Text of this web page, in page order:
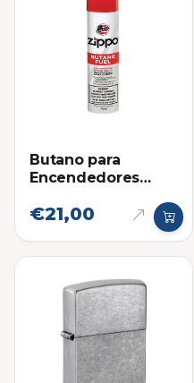
Butano para
Encendedores
€21,00